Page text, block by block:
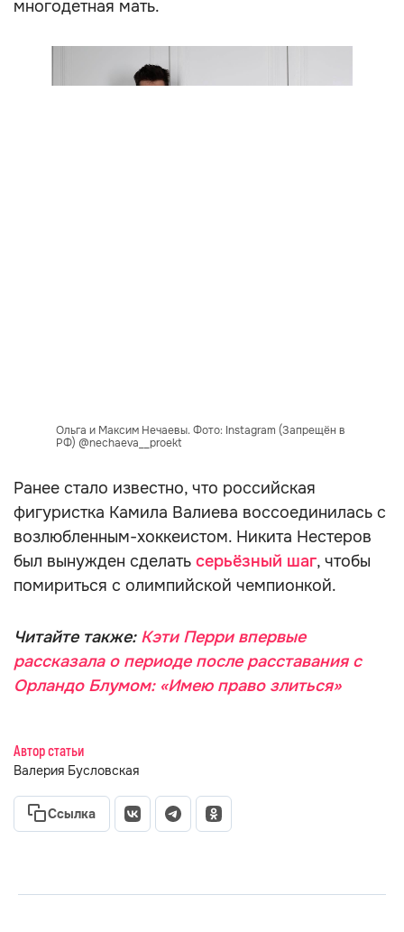
многодетная мать.
Ольга и Максим Нечаевы. Фото: Instagram (Запрещён в
РФ) @nechaeva__proekt
Ранее стало известно, что российская
фигуристка Камила Валиева воссоединилась с
возлюбленным-хоккеистом. Никита Нестеров
был вынужден сделать серьёзный шаг, чтобы
помириться с олимпийской чемпионкой.
Читайте также:Кэти Перри впервые
рассказала о периоде после расставания с
Орландо Блумом: «Имею право злиться»
Автор статьи
Валерия Бусловская
Ссылка